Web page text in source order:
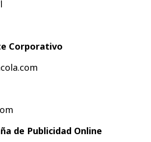
Corporativo
de Publicidad Online